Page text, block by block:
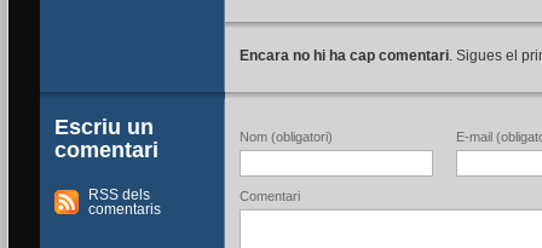
Encara no hi ha cap comentari. Sigues el
Escriu un
comentari
RSS dels
comentaris
Nom (obligatori) E-mail
Comentari